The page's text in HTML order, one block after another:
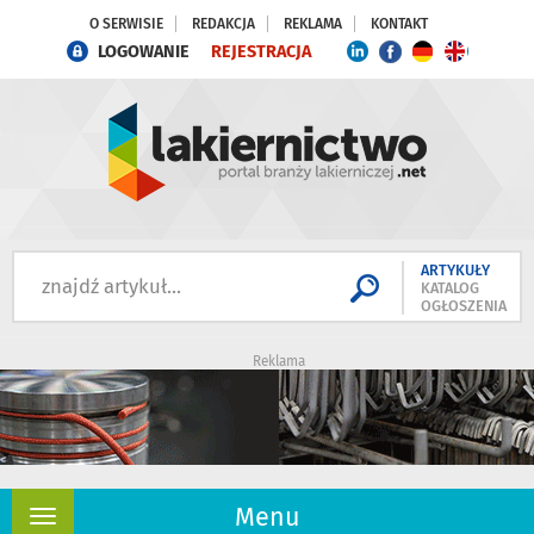
O SERWISIE REDAKCJA REKLAMA KONTAKT
LOGOWANIE REJESTRACJA
ARTYKUŁY
KATALOG
OGŁOSZENIA
Reklama
Menu
Rozwiń